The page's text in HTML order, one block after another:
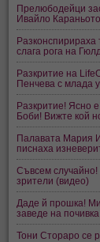
Прелюбодейци
Ивайло
слага рога на
Разкритие на
Пенчева с млада
Разкритие! Ясно
Боби! Вижте кой
Палавата Мария
писнаха
Съвсем
зрители (видео)
Даде й прошка!
заведе на почивка
Тони Стораро се